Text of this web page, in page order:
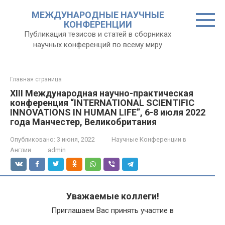
МЕЖДУНАРОДНЫЕ НАУЧНЫЕ
КОНФЕРЕНЦИИ
Публикация тезисов и статей в сборниках
научных конференций по всему миру
Главная страница
XIII Международная научно-практическая
конференция “INTERNATIONAL SCIENTIFIC
INNOVATIONS IN HUMAN LIFE”, 6-8 июля 2022
года Манчестер, Великобритания
Опубликовано: 3 июня, 2022
Научные Конференции в
Англии
admin
Уважаемые коллеги!
Приглашаем Вас принять участие в